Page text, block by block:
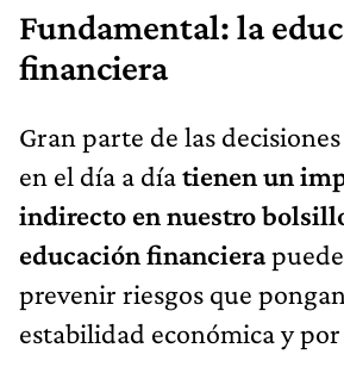
Fundamental: la
financiera
Gran parte de las
en el día a díatienen un
indirecto en nuestro
educación financiera
prevenir riesgos que
estabilidad económica y